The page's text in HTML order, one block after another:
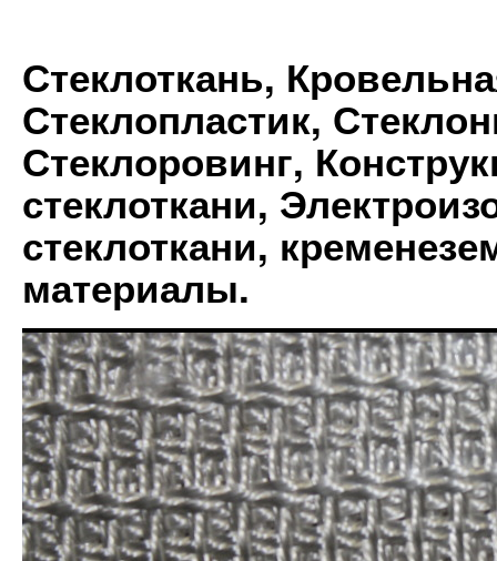
Стеклоткань,
Стеклопластик,
Стеклоровинг,
стеклоткани,
стеклоткани,
материалы.